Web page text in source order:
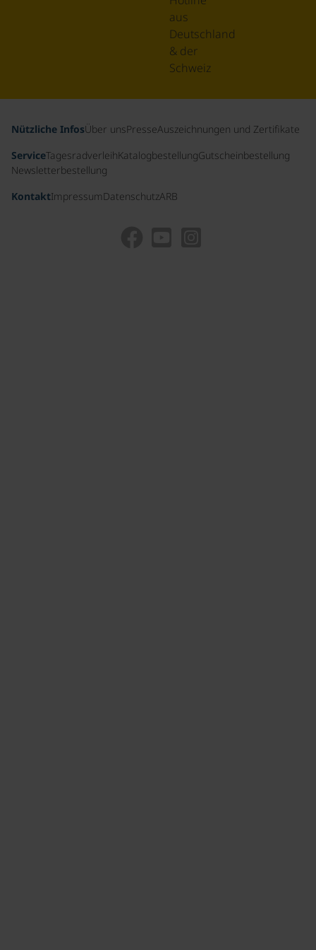
aus
Deutschland
& der
Schweiz
Nützliche InfosÜber unsPresseAuszeichnungen und Zertifikate
ServiceTagesradverleihKatalogbestellungGutscheinbestellung
Newsletterbestellung
KontaktImpressumDatenschutzARB